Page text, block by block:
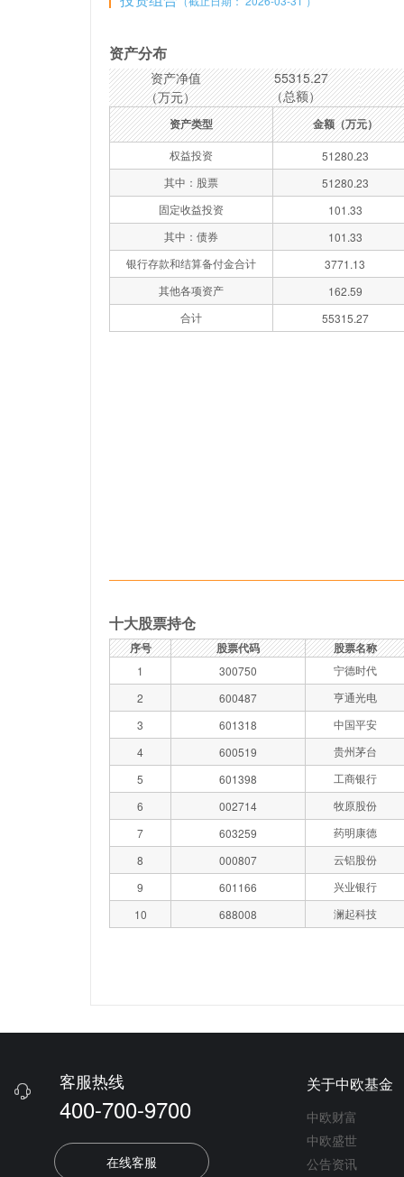
资产分布
资产净值
（万元）
55315.27
（总额）
资产类型 金额（万元）
权益投资
51280.23
其中：股票
51280.23
固定收益投资
101.33
其中：债券
101.33
银行存款和结算备付金合计
3771.13
其他各项资产
162.59
合计
55315.27
十大股票持仓
序号 股票代码 股票名称
1 300750
宁德时代
2
600487
亨通光电
3
601318
中国平安
4
600519
贵州茅台
5
601398
工商银行
6
002714
牧原股份
7
603259
药明康德
8
000807
云铝股份
9
601166
兴业银行
10
688008 澜起科技
 客服热线
400-700-9700
在线客服
关于中欧基金
中欧财富
中欧盛世
公告资讯